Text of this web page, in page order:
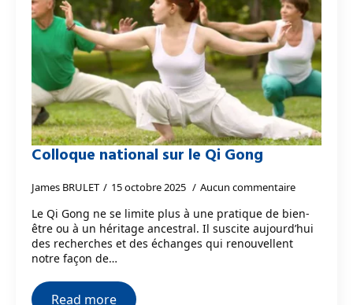
Colloque national sur le Qi Gong
James BRULET 15 octobre 2025 Aucun commentaire
Le Qi Gong ne se limite plus à une pratique de bien-
être ou à un héritage ancestral. Il suscite aujourd’hui
des recherches et des échanges qui renouvellent
notre façon de…
Read more